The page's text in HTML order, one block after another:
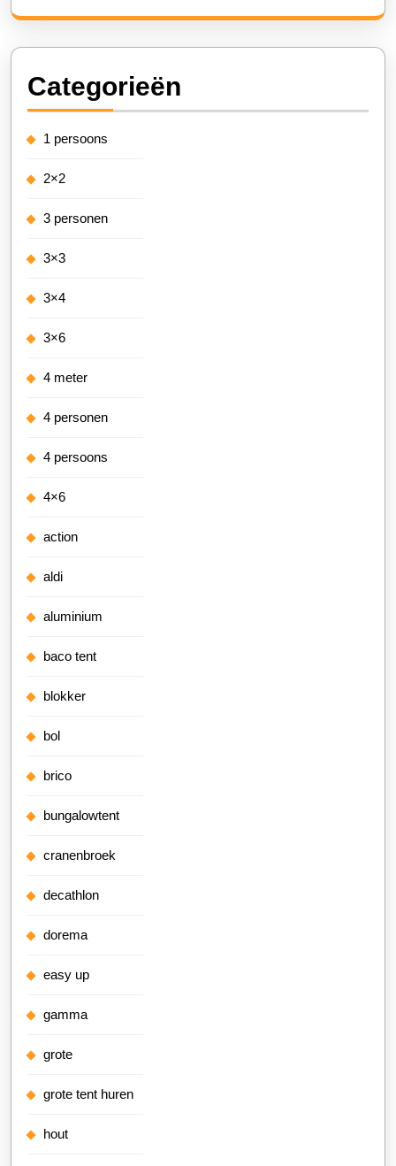
Categorieën
1 persoons
2×2
3 personen
3×3
3×4
3×6
4 meter
4 personen
4 persoons
4×6
action
aldi
aluminium
baco tent
blokker
bol
brico
bungalowtent
cranenbroek
decathlon
dorema
easy up
gamma
grote
grote tent huren
hout